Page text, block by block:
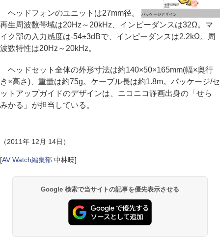
パッケージデザイン
ヘッドフォンのユニットは27mm径。
再生周波数帯域は20Hz～20kHz、インピーダンスは32Ω。マ
イク部の入力感度は-54±3dBで、インピーダンスは2.2kΩ。周
波数特性は20Hz～20kHz。
ヘッドセット全体の外形寸法は約140×50×165mm(幅×奥行
き×高さ)、重量は約75g。ケーブル長は約1.8m。パッケージ/セ
ットアップガイドのデザインは、ニコニコ静画出身の「せら
みかる」が担当している。
（2011年 12月 14日）
[AV Watch編集部 中林暁]
Google 検索で当サイトの記事を優先表示させる